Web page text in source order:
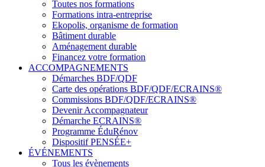
Toutes nos formations
Formations intra-entreprise
Ekopolis, organisme de formation
Bâtiment durable
Aménagement durable
Financez votre formation
ACCOMPAGNEMENTS
Démarches BDF/QDF
Carte des opérations BDF/QDF/ECRAINS®
Commissions BDF/QDF/ECRAINS®
Devenir Accompagnateur
Démarche ECRAINS®
Programme ÉduRénov
Dispositif PENSÉE+
ÉVÉNEMENTS
Tous les évènements